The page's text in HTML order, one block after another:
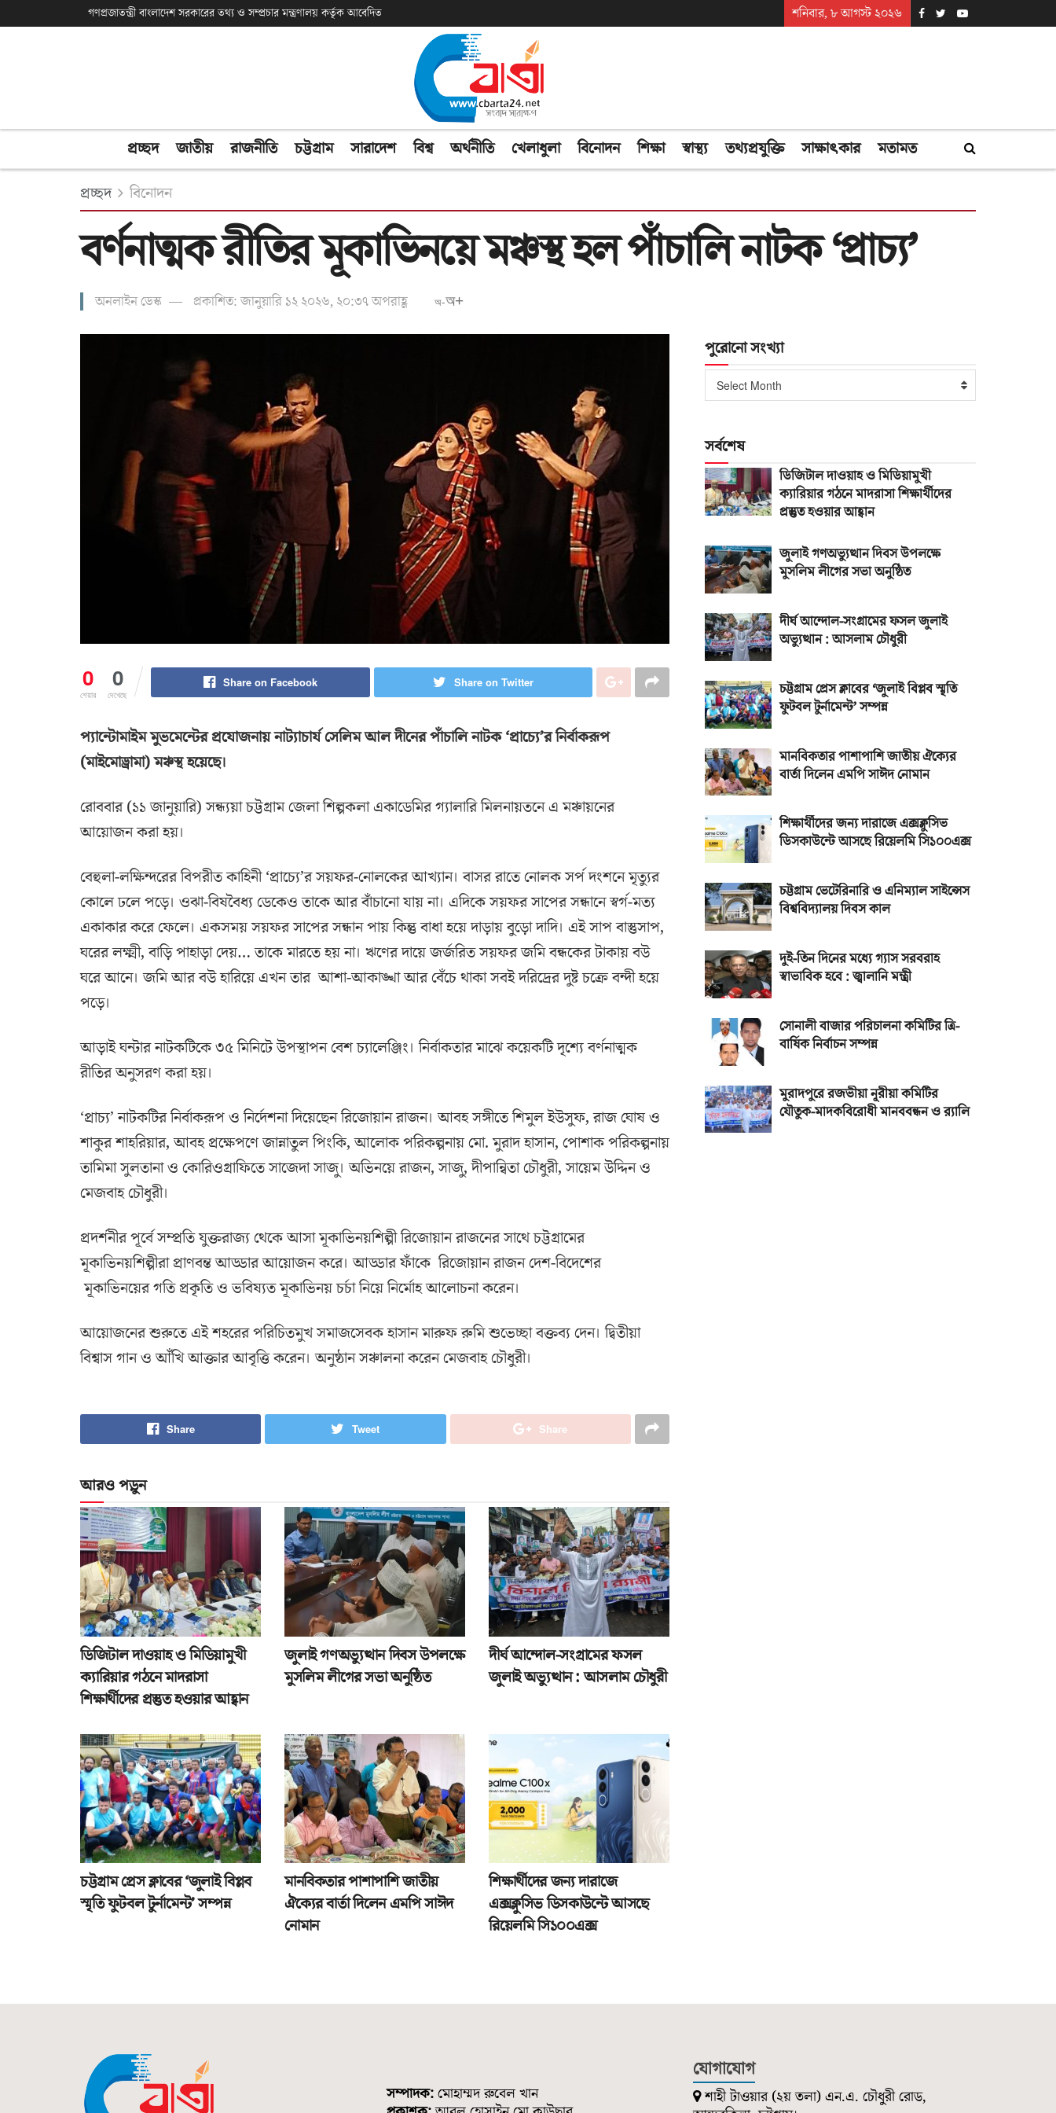
গণপ্রজাতন্ত্রী বাংলাদেশ সরকারের তথ্য ও সম্প্রচার মন্ত্রণালয় কর্তৃক আবেদিত শনিবার, ৮ আগস্ট ২০২৬
প্রচ্ছদ জাতীয় রাজনীতি চট্টগ্রাম সারাদেশ বিশ্ব অর্থনীতি খেলাধুলা বিনোদন শিক্ষা স্বাস্থ্য তথ্যপ্রযুক্তি সাক্ষাৎকার মতামত
প্রচ্ছদ বিনোদন
বর্ণনাত্মক রীতির মূকাভিনয়ে মঞ্চস্থ হল পাঁচালি নাটক ‘প্রাচ্য’
অনলাইন ডেস্ক প্রকাশিত: জানুয়ারি ১২ ২০২৬, ২০:৩৭ অপরাহ্ণ অ-অ+
0
শেয়ার
0
দেখেছে
Share on Facebook Share on Twitter
প্যান্টোমাইম মুভমেন্টের প্রযোজনায় নাট্যাচার্য সেলিম আল দীনের পাঁচালি নাটক ‘প্রাচ্যে’র নির্বাকরূপ
(মাইমোড্রামা) মঞ্চস্থ হয়েছে।
রোববার (১১ জানুয়ারি) সন্ধ্যয়া চট্টগ্রাম জেলা শিল্পকলা একাডেমির গ্যালারি মিলনায়তনে এ মঞ্চায়নের
আয়োজন করা হয়।
বেহুলা-লক্ষিন্দরের বিপরীত কাহিনী ‘প্রাচ্যে’র সয়ফর-নোলকের আখ্যান। বাসর রাতে নোলক সর্প দংশনে মৃত্যুর
কোলে ঢলে পড়ে। ওঝা-বিষবৈধ্য ডেকেও তাকে আর বাঁচানো যায় না। এদিকে সয়ফর সাপের সন্ধানে স্বর্গ-মত্য
একাকার করে ফেলে। একসময় সয়ফর সাপের সন্ধান পায় কিন্তু বাধা হয়ে দাড়ায় বুড়ো দাদি। এই সাপ বাস্তুসাপ,
ঘরের লক্ষ্মী, বাড়ি পাহাড়া দেয়… তাকে মারতে হয় না। ঋণের দায়ে জর্জরিত সয়ফর জমি বন্ধকের টাকায় বউ
ঘরে আনে। জমি আর বউ হারিয়ে এখন তার আশা-আকাঙ্খা আর বেঁচে থাকা সবই দরিদ্রের দুষ্ট চক্রে বন্দী হয়ে
পড়ে।
আড়াই ঘন্টার নাটকটিকে ৩৫ মিনিটে উপস্থাপন বেশ চ্যালেঞ্জিং। নির্বাকতার মাঝে কয়েকটি দৃশ্যে বর্ণনাত্মক
রীতির অনুসরণ করা হয়।
‘প্রাচ্য’ নাটকটির নির্বাকরূপ ও নির্দেশনা দিয়েছেন রিজোয়ান রাজন। আবহ সঙ্গীতে শিমুল ইউসুফ, রাজ ঘোষ ও
শাকুর শাহরিয়ার, আবহ প্রক্ষেপণে জান্নাতুল পিংকি, আলোক পরিকল্পনায় মো. মুরাদ হাসান, পোশাক পরিকল্পনায়
তামিমা সুলতানা ও কোরিওগ্রাফিতে সাজেদা সাজু। অভিনয়ে রাজন, সাজু, দীপান্বিতা চৌধুরী, সায়েম উদ্দিন ও
মেজবাহ চৌধুরী।
প্রদর্শনীর পূর্বে সম্প্রতি যুক্তরাজ্য থেকে আসা মূকাভিনয়শিল্পী রিজোয়ান রাজনের সাথে চট্টগ্রামের
মূকাভিনয়শিল্পীরা প্রাণবন্ত আড্ডার আয়োজন করে। আড্ডার ফাঁকে রিজোয়ান রাজন দেশ-বিদেশের
মূকাভিনয়ের গতি প্রকৃতি ও ভবিষ্যত মূকাভিনয় চর্চা নিয়ে নির্মোহ আলোচনা করেন।
আয়োজনের শুরুতে এই শহরের পরিচিতমুখ সমাজসেবক হাসান মারুফ রুমি শুভেচ্ছা বক্তব্য দেন। দ্বিতীয়া
বিশ্বাস গান ও আঁখি আক্তার আবৃত্তি করেন। অনুষ্ঠান সঞ্চালনা করেন মেজবাহ চৌধুরী।
Share Tweet Share
আরও পড়ুন
ডিজিটাল দাওয়াহ ও মিডিয়ামুখী
ক্যারিয়ার গঠনে মাদরাসা
শিক্ষার্থীদের প্রস্তুত হওয়ার আহ্বান
জুলাই গণঅভ্যুত্থান দিবস উপলক্ষে
মুসলিম লীগের সভা অনুষ্ঠিত
দীর্ঘ আন্দোল-সংগ্রামের ফসল
জুলাই অভ্যুত্থান : আসলাম চৌধুরী
চট্টগ্রাম প্রেস ক্লাবের ‘জুলাই বিপ্লব
স্মৃতি ফুটবল টুর্নামেন্ট’ সম্পন্ন
মানবিকতার পাশাপাশি জাতীয়
ঐক্যের বার্তা দিলেন এমপি সাঈদ
নোমান
শিক্ষার্থীদের জন্য দারাজে
এক্সক্লুসিভ ডিসকাউন্টে আসছে
রিয়েলমি সি১০০এক্স
পুরোনো সংখ্যা
পুরোনো
সংখ্যা
Select Month
সর্বশেষ
ডিজিটাল দাওয়াহ ও মিডিয়ামুখী
ক্যারিয়ার গঠনে মাদরাসা শিক্ষার্থীদের
প্রস্তুত হওয়ার আহ্বান
জুলাই গণঅভ্যুত্থান দিবস উপলক্ষে
মুসলিম লীগের সভা অনুষ্ঠিত
দীর্ঘ আন্দোল-সংগ্রামের ফসল জুলাই
অভ্যুত্থান : আসলাম চৌধুরী
চট্টগ্রাম প্রেস ক্লাবের ‘জুলাই বিপ্লব স্মৃতি
ফুটবল টুর্নামেন্ট’ সম্পন্ন
মানবিকতার পাশাপাশি জাতীয় ঐক্যের
বার্তা দিলেন এমপি সাঈদ নোমান
শিক্ষার্থীদের জন্য দারাজে এক্সক্লুসিভ
ডিসকাউন্টে আসছে রিয়েলমি সি১০০এক্স
চট্টগ্রাম ভেটেরিনারি ও এনিম্যাল সাইন্সেস
বিশ্ববিদ্যালয় দিবস কাল
দুই-তিন দিনের মধ্যে গ্যাস সরবরাহ
স্বাভাবিক হবে : জ্বালানি মন্ত্রী
সোনালী বাজার পরিচালনা কমিটির ত্রি-
বার্ষিক নির্বাচন সম্পন্ন
মুরাদপুরে রজভীয়া নূরীয়া কমিটির
যৌতুক-মাদকবিরোধী মানববন্ধন ও র‌্যালি
সম্পাদক: মোহাম্মদ রুবেল খান
যোগাযোগ
শাহী টাওয়ার (২য় তলা) এন.এ. চৌধুরী রোড,